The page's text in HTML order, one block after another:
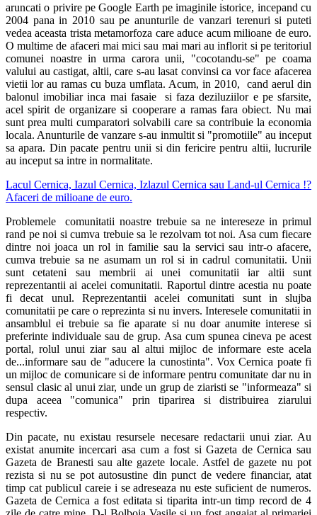
aruncati o privire pe Google Earth pe imaginile istorice, incepand cu
2004 pana in 2010 sau pe anunturile de vanzari terenuri si puteti
vedea aceasta trista metamorfoza care aduce acum milioane de euro.
O multime de afaceri mai mici sau mai mari au inflorit si pe teritoriul
comunei noastre in urma carora unii, "cocotandu-se" pe coama
valului au castigat, altii, care s-au lasat convinsi ca vor face afacerea
vietii lor au ramas cu buza umflata. Acum, in 2010, cand aerul din
balonul imobiliar inca mai fasaie si faza deziluziilor e pe sfarsite,
acel spirit de organizare si cooperare a ramas fara obiect. Nu mai
sunt prea multi cumparatori solvabili care sa contribuie la economia
locala. Anunturile de vanzare s-au inmultit si "promotiile" au inceput
sa apara. Din pacate pentru unii si din fericire pentru altii, lucrurile
au inceput sa intre in normalitate.
Lacul Cernica, Iazul Cernica, Izlazul Cernica sau Land-ul Cernica !?
Afaceri de milioane de euro.
Problemele comunitatii noastre trebuie sa ne intereseze in primul
rand pe noi si cumva trebuie sa le rezolvam tot noi. Asa cum fiecare
dintre noi joaca un rol in familie sau la servici sau intr-o afacere,
cumva trebuie sa ne asumam un rol si in cadrul comunitatii. Unii
sunt cetateni sau membrii ai unei comunitatii iar altii sunt
reprezentantii ai acelei comunitatii. Raportul dintre acestia nu poate
fi decat unul. Reprezentantii acelei comunitati sunt in slujba
comunitatii pe care o reprezinta si nu invers. Interesele comunitatii in
ansamblul ei trebuie sa fie aparate si nu doar anumite interese si
preferinte individuale sau de grup. Asa cum spunea cineva pe acest
portal, rolul unui ziar sau al altui mijloc de informare este acela
de...informare sau de "aducere la cunostinta". Vox Cernica poate fi
un mijloc de comunicare si de informare pentru comunitate dar nu in
sensul clasic al unui ziar, unde un grup de ziaristi se "informeaza" si
dupa aceea "comunica" prin tiparirea si distribuirea ziarului
respectiv.
Din pacate, nu existau resursele necesare redactarii unui ziar. Au
existat anumite incercari asa cum a fost si Gazeta de Cernica sau
Gazeta de Branesti sau alte gazete locale. Astfel de gazete nu pot
rezista si nu se pot autosustine din punct de vedere financiar, atat
timp cat publicul careie i se adreseaza nu este suficient de numeros.
Gazeta de Cernica a fost editata si tiparita intr-un timp record de 4